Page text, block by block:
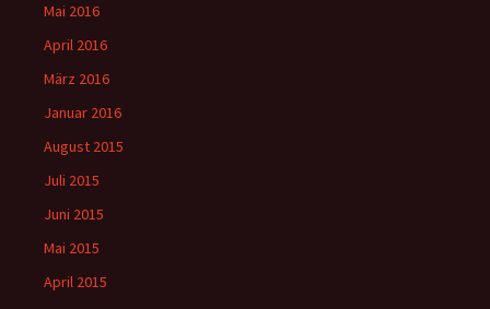
Mai 2016
April 2016
März 2016
Januar 2016
August 2015
Juli 2015
Juni 2015
Mai 2015
April 2015